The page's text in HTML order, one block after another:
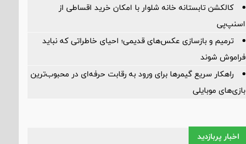
کالکشن تابستانه خانه شلوار با امکان خرید اقساطی از
اسنپ‌پی
ترمیم و بازسازی عکس‌های قدیمی؛ احیای خاطراتی که نباید
فراموش شوند
راهکار سریع گیمرها برای ورود به رقابت حرفه‌ای در محبوب‌ترین
بازی‌های موبایلی
اخبار پربازدید